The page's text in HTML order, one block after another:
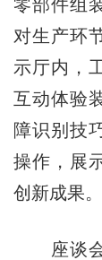
零部件组
对生产环
示厅内，
互动体验
障识别技
操作，展
创新成果。
座谈会